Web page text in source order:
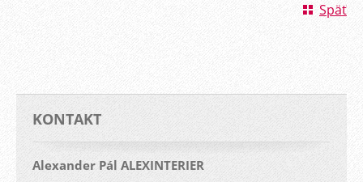
Späť
KONTAKT
Alexander Pál ALEXINTERIER